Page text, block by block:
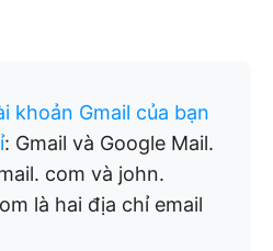
khoản Gmail của bạn
: Gmail và Google Mail.
com và john.
là hai địa chỉ email